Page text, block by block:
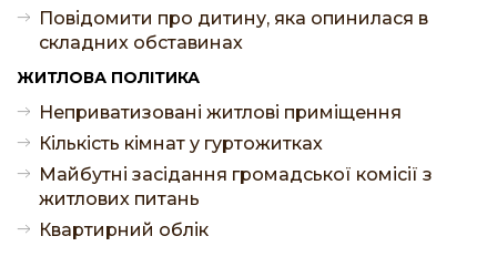
Повідомити про дитину, яка опинилася в
складних обставинах
ЖИТЛОВА ПОЛІТИКА
Неприватизовані житлові приміщення
Кількість кімнат у гуртожитках
Майбутні засідання громадської комісії з
житлових питань
Квартирний облік